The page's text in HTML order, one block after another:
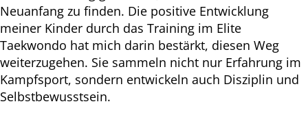
Neuanfang zu finden. Die positive Entwicklung
meiner Kinder durch das Training im Elite
Taekwondo hat mich darin bestärkt, diesen Weg
weiterzugehen. Sie sammeln nicht nur Erfahrung im
Kampfsport, sondern entwickeln auch Disziplin und
Selbstbewusstsein.